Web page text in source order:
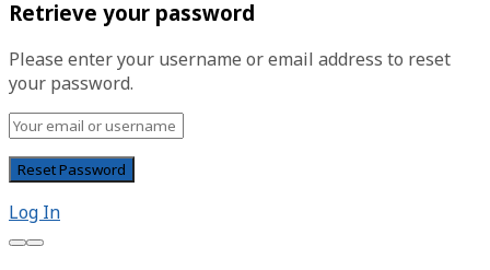
Retrieve your password
Please enter your username or email address to reset
your password.
Log In